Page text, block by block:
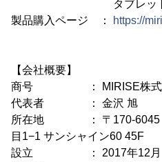
タブレット
製品購入ページ ：
https://
【会社概要】
商号 ： MIRISE株式
代表者 ： 金沢 旭
所在地 ： 〒170-6045
目1−1 サンシャイン60 45F
設立 ： 2017年12月